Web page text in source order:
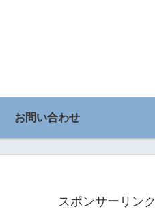
お問い合わせ
スポンサーリンク